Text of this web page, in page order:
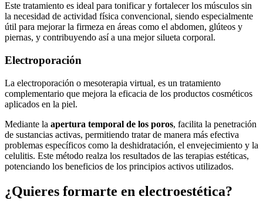
Este tratamiento es ideal para tonificar y fortalecer los músculos sin
la necesidad de actividad física convencional, siendo especialmente
útil para mejorar la firmeza en áreas como el abdomen, glúteos y
piernas, y contribuyendo así a una mejor silueta corporal.
Electroporación
La electroporación o mesoterapia virtual, es un tratamiento
complementario que mejora la eficacia de los productos cosméticos
aplicados en la piel.
Mediante la apertura temporal de los poros, facilita la penetración
de sustancias activas, permitiendo tratar de manera más efectiva
problemas específicos como la deshidratación, el envejecimiento y la
celulitis. Este método realza los resultados de las terapias estéticas,
potenciando los beneficios de los principios activos utilizados.
¿Quieres formarte en electroestética?